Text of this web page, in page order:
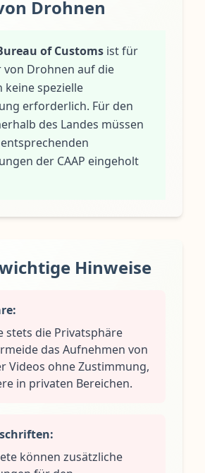
Drohnen
of Customs ist für
von Drohnen auf die
keine spezielle
erforderlich. Für den
des Landes müssen
der CAAP eingeholt
Hinweise
stets die Privatsphäre
das Aufnehmen von
Videos ohne Zustimmung,
in privaten Bereichen.
können zusätzliche